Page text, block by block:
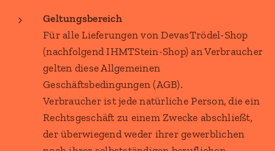
Geltungsbereich
Für alle Lieferungen von DevasTrödel-Shop
(nachfolgend IHMTStein-Shop) an Verbraucher
gelten diese Allgemeinen
Geschäftsbedingungen (AGB).
Verbraucher ist jede natürliche Person, die ein
Rechtsgeschäft zu einem Zwecke abschließt,
der überwiegend weder ihrer gewerblichen